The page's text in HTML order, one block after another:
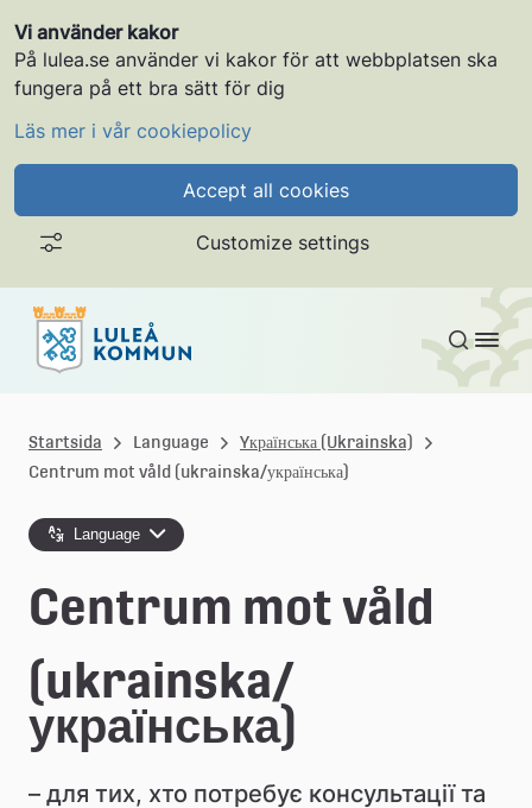
Vi använder kakor
På lulea.se använder vi kakor för att webbplatsen ska
fungera på ett bra sätt för dig
Läs mer i vår cookiepolicy
Accept all cookies
Customize settings
Gå till innehållet
u
l
e
å
k
o
m
m
Startsida Language
Yкраїнська (Ukrainska)
Centrum mot våld (ukrainska/українська)
Language
Centrum mot våld
(ukrainska/
українська)
– для тих, хто потребує консультації та